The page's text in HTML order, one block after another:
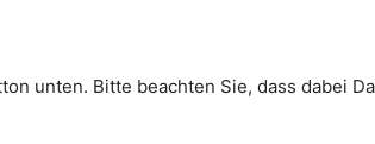
unten. Bitte beachten Sie, dass dabei